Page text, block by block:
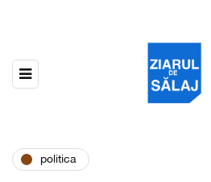
politica